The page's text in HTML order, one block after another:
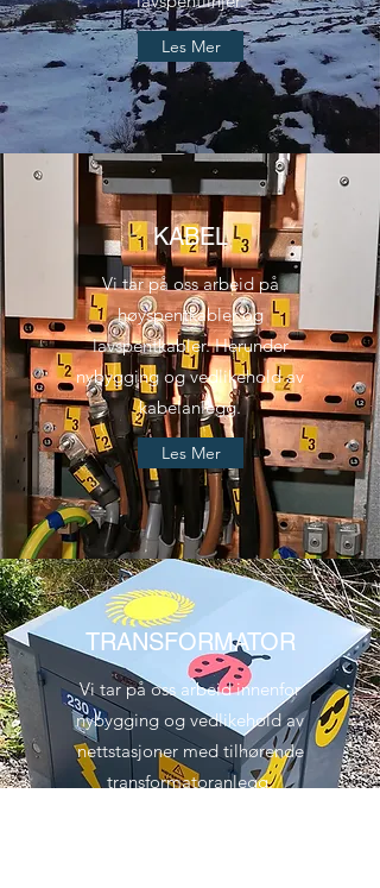
Les Mer
KABEL
Vi tar på oss arbeid på
høyspentkabler og
lavspentkabler. Herunder
nybygging og vedlikehold av
kabelanlegg.
Les Mer
TRANSFORMATOR
Vi tar på oss arbeid innenfor
nybygging og vedlikehold av
nettstasjoner med tilhørende
transformatoranlegg.